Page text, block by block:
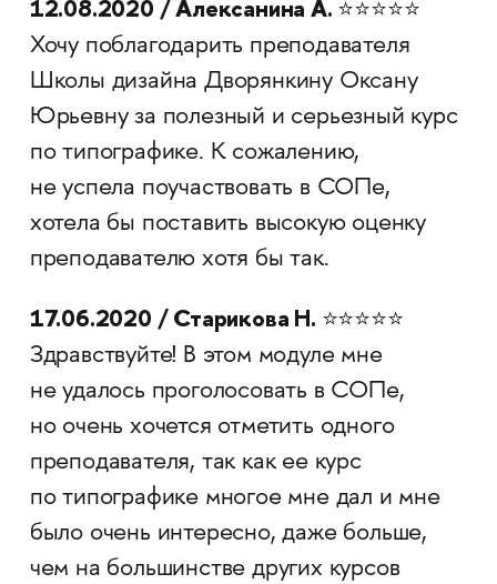
12.08.2020 / Алексанина А. ⭐⭐⭐⭐⭐
Хочу поблагодарить преподавателя
Школы дизайна Дворянкину Оксану
Юрьевну за полезный и серьезный курс
по типографике. К сожалению,
не успела поучаствовать в СОПе,
хотела бы поставить высокую оценку
преподавателю хотя бы так.
17.06.2020 / Старикова Н. ⭐⭐⭐⭐⭐
Здравствуйте! В этом модуле мне
не удалось проголосовать в СОПе,
но очень хочется отметить одного
преподавателя, так как ее курс
по типографике многое мне дал и мне
было очень интересно, даже больше,
чем на большинстве других курсов